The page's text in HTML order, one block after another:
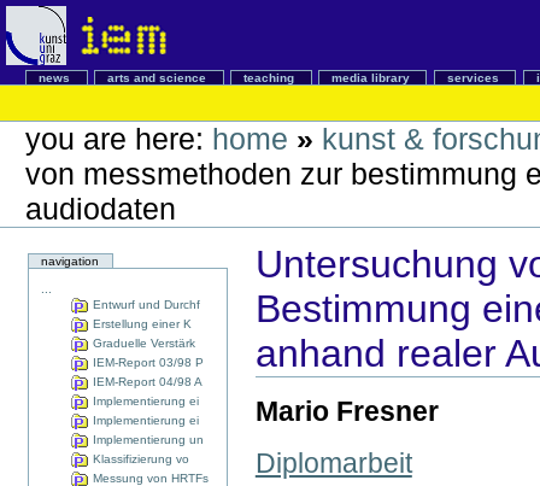
news arts and science teaching media library services
you are here: home » kunst &
von messmethoden zur bestimmung
audiodaten
navigation
Entwurf und Durchf
Erstellung einer K
Graduelle Verstärk
IEM-Report 03/98 P
IEM-Report 04/98 A
Implementierung ei
Implementierung ei
Implementierung un
Klassifizierung vo
Messung von HRTFs
Untersuchung
Bestimmung
anhand realer
Mario Fresner
Diplomarbeit